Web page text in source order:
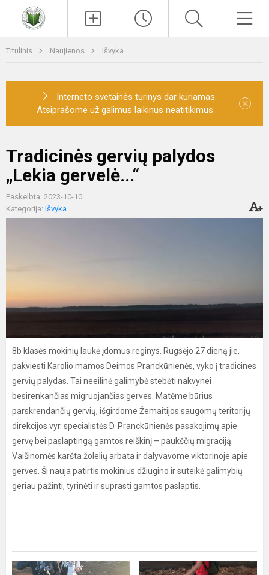
Titulinis Naujienos Išvyka
Interneto svetainės turinys dar kuriamas.
Atsiprašome už galimus laikinus neatitikimus.
×
Tradicinės gervių palydos
„Lekia gervelė...“
Paskelbta: 2023-10-10
Kategorija: Išvyka
8b klasės mokinių laukė įdomus reginys. Rugsėjo 27 dieną jie,
pakviesti Karolio mamos Deimos Pranckūnienės, vyko į tradicines
gervių palydas. Tai neeilinė galimybė stebėti nakvynei
besirenkančias migruojančias gerves. Matėme būrius
parskrendančių gervių, išgirdome Žemaitijos saugomų teritorijų
direkcijos vyr. specialistės D. Pranckūnienės pasakojimų apie
gervę bei paslaptingą gamtos reiškinį – paukščių migraciją.
Vaišinomės karšta žolelių arbata ir dalyvavome viktorinoje apie
gerves. Ši nauja patirtis mokinius džiugino ir suteikė galimybių
geriau pažinti, tyrinėti ir suprasti gamtos paslaptis.